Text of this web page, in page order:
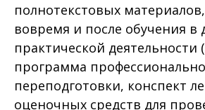
полнотекстовых
вовремя и после обучения в
практической деятельности
программа
переподготовки, конспект
оценочных средств для